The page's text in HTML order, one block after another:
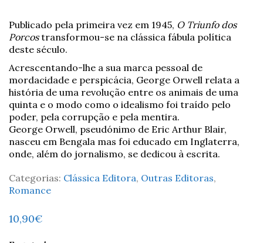
Publicado pela primeira vez em 1945, O Triunfo dos
Porcostransformou-se na clássica fábula política
deste século.
Acrescentando-lhe a sua marca pessoal de
mordacidade e perspicácia, George Orwell relata a
história de uma revolução entre os animais de uma
quinta e o modo como o idealismo foi traído pelo
poder, pela corrupção e pela mentira.
George Orwell, pseudónimo de Eric Arthur Blair,
nasceu em Bengala mas foi educado em Inglaterra,
onde, além do jornalismo, se dedicou à escrita.
Categorias: Clássica Editora, Outras Editoras,
Romance
10,90€